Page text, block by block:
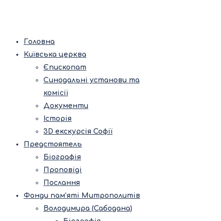
Головна
Київська церква
Єпископат
Синодальні установи та
комісії
Документи
Історія
3D екскурсія Софії
Предстоятель
Біографія
Проповіді
Послання
Фонди пам’яті Митрополитів
Володимира (Сабодана)